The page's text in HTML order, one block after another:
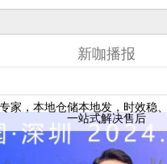
新咖播报
家，本地仓储本地发，时效稳
一站式解决售后